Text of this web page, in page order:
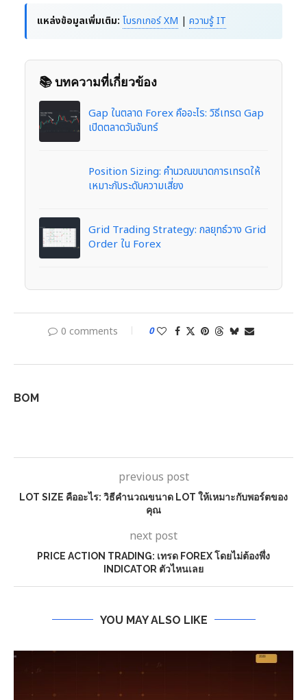
แหล่งข้อมูลเพิ่มเติม: โบรกเกอร์ XM | ความรู้ IT
📚 บทความที่เกี่ยวข้อง
Gap ในตลาด Forex คืออะไร: วิธีเทรด Gap
เปิดตลาดวันจันทร์
Position Sizing: คำนวณขนาดการเทรดให้
เหมาะกับระดับความเสี่ยง
Grid Trading Strategy: กลยุทธ์วาง Grid
Order ใน Forex
0 comments 0
BOM
previous post
LOT SIZE คืออะไร: วิธีคำนวณขนาด LOT ให้เหมาะกับพอร์ตของ
คุณ
next post
PRICE ACTION TRADING: เทรด FOREX โดยไม่ต้องพึ่ง
INDICATOR ตัวไหนเลย
YOU MAY ALSO LIKE